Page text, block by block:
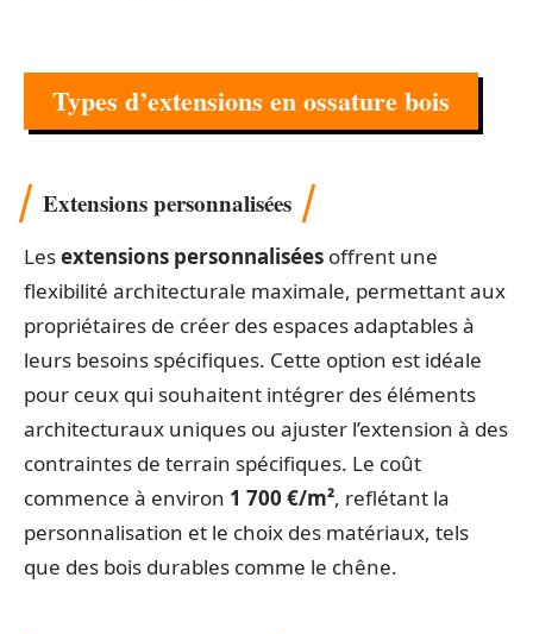
Types d’extensions en ossature bois
Extensions personnalisées
Lesextensions personnalisées offrent une
flexibilité architecturale maximale, permettant aux
propriétaires de créer des espaces adaptables à
leurs besoins spécifiques. Cette option est idéale
pour ceux qui souhaitent intégrer des éléments
architecturaux uniques ou ajuster l’extension à des
contraintes de terrain spécifiques. Le coût
commence à environ 1 700 €/m², reflétant la
personnalisation et le choix des matériaux, tels
que des bois durables comme le chêne.